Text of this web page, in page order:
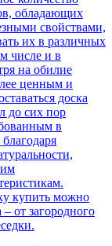
обладающих
свойствами,
их в различных
числе и в
на обилие
ценным и
доска
до сих пор
в
купить можно
от загородного